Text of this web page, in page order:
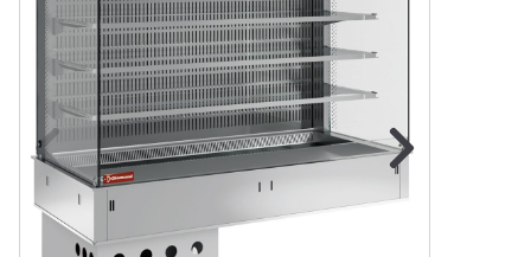
Naar vorige